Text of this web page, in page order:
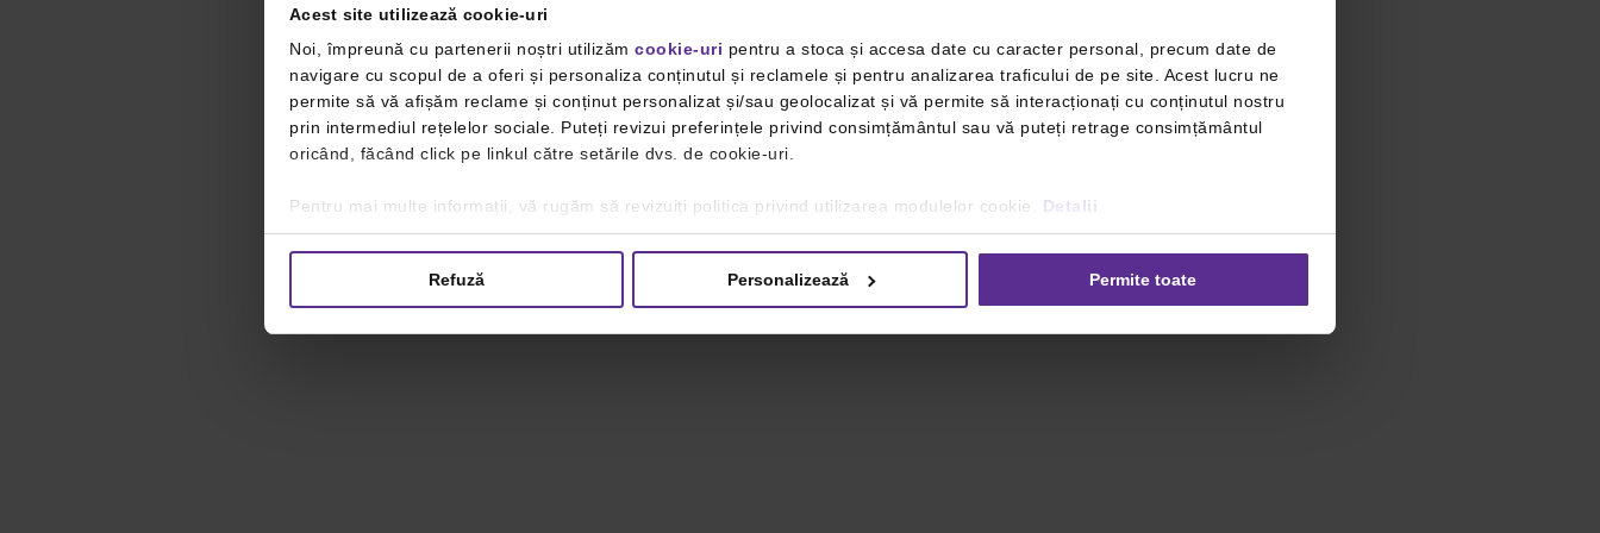
Acest site utilizează cookie-uri
Noi, împreună cu partenerii noștri utilizăm cookie-uri pentru a stoca și accesa date cu caracter personal, precum date de
navigare cu scopul de a oferi și personaliza conținutul și reclamele și pentru analizarea traficului de pe site. Acest lucru ne
permite să vă afișăm reclame și conținut personalizat și/sau geolocalizat și vă permite să interacționați cu conținutul nostru
prin intermediul rețelelor sociale. Puteți revizui preferințele privind consimțământul sau vă puteți retrage consimțământul
oricând, făcând click pe linkul către setările dvs. de cookie-uri.
Pentru mai multe informații, vă rugăm să revizuiți politica privind utilizarea modulelor cookie. Detalii
Refuză Personalizează Permite toate